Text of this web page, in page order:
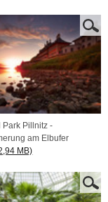
Park Pillnitz -
am Elbufer
MB)